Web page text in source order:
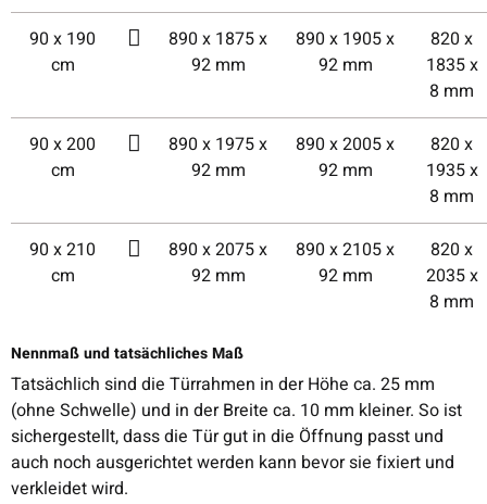
90 x 190
cm
890 x 1875 x
92 mm
890 x 1905 x
92 mm
820 x
1835 x
8 mm
90 x 200
cm
890 x 1975 x
92 mm
890 x 2005 x
92 mm
820 x
1935 x
8 mm
90 x 210
cm
890 x 2075 x
92 mm
890 x 2105 x
92 mm
820 x
2035 x
8 mm
Nennmaß und tatsächliches Maß
Tatsächlich sind die Türrahmen in der Höhe ca. 25 mm
(ohne Schwelle) und in der Breite ca. 10 mm kleiner. So ist
sichergestellt, dass die Tür gut in die Öffnung passt und
auch noch ausgerichtet werden kann bevor sie fixiert und
verkleidet wird.